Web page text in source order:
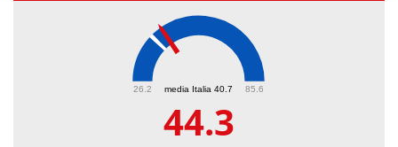
media Italia 40.7
26.2 85.6
44.3